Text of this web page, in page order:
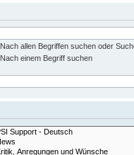
Nach allen Begriffen suchen oder
Nach einem Begriff suchen